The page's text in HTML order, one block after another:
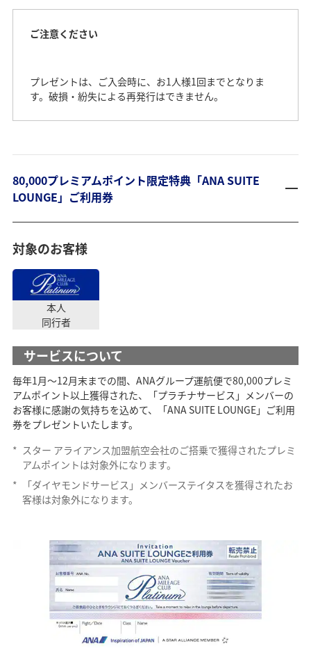
ご注意ください
プレゼントは、ご入会時に、お1人様1回までとなりま
す。破損・紛失による再発行はできません。
80,000プレミアムポイント限定特典「ANA SUITE
LOUNGE」ご利用券
対象のお客様
本人
同行者
サービスについて
毎年1月～12月末までの間、ANAグループ運航便で80,000プレミ
アムポイント以上獲得された、「プラチナサービス」メンバーの
お客様に感謝の気持ちを込めて、「ANA SUITE LOUNGE」ご利用
券をプレゼントいたします。
* スター アライアンス加盟航空会社のご搭乗で獲得されたプレミ
アムポイントは対象外になります。
*
「ダイヤモンドサービス」メンバーステイタスを獲得されたお
客様は対象外になります。